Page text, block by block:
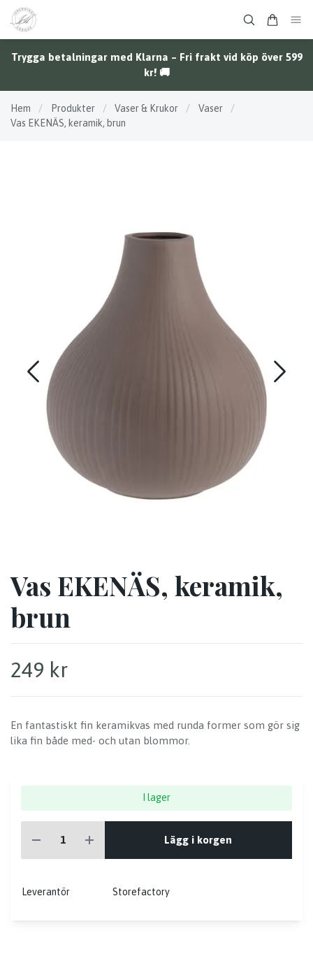
Trygga betalningar med Klarna – Fri frakt vid köp över 599
kr! 🚚
Hem / Produkter / Vaser & Krukor / Vaser
/
Vas EKENÄS, keramik, brun
Vas EKENÄS, keramik,
brun
249 kr
En fantastiskt fin keramikvas med runda former som gör sig
lika fin både med- och utan blommor.
I lager
Lägg i korgen
Leverantör Storefactory